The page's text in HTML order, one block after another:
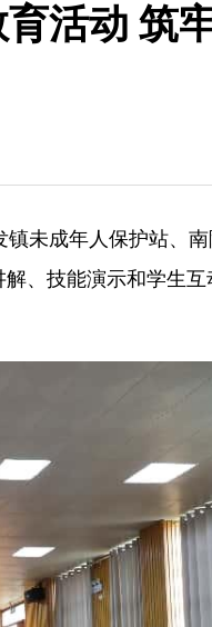
活动 筑
未成年人保护站、南
、技能演示和学生